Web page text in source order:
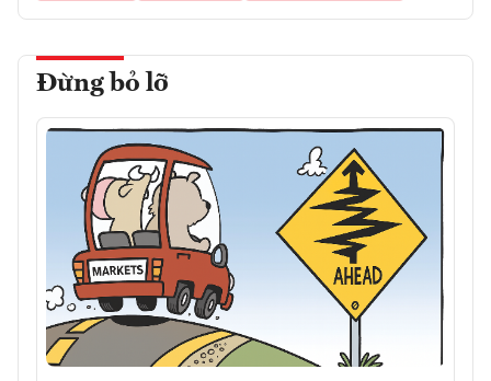
Đừng bỏ lỡ